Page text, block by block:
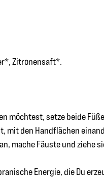
Zitronensaft*.
möchtest, setze beide
mit den Handflächen
mache Fäuste und ziehe
Energie, die Du